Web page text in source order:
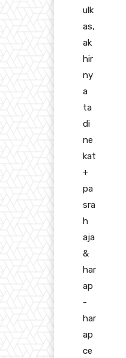
ulk
as,
ak
hir
ny
a
ta
di
ne
kat
+
pa
sra
h
aja
&
har
ap
-
har
ap
ce